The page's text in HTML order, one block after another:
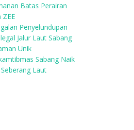
Batas Perairan
ZEE
Penyelundupan
Jalur Laut Sabang
Unik
Sabang Naik
Laut